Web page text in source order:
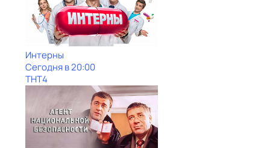
Интерны
Сегодня в 20:00
ТНТ4